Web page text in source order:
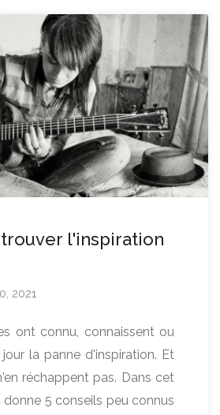
l'inspiration
2021
ont connu, connaissent ou
la panne d'inspiration. Et
réchappent pas. Dans cet
donne 5 conseils peu connus